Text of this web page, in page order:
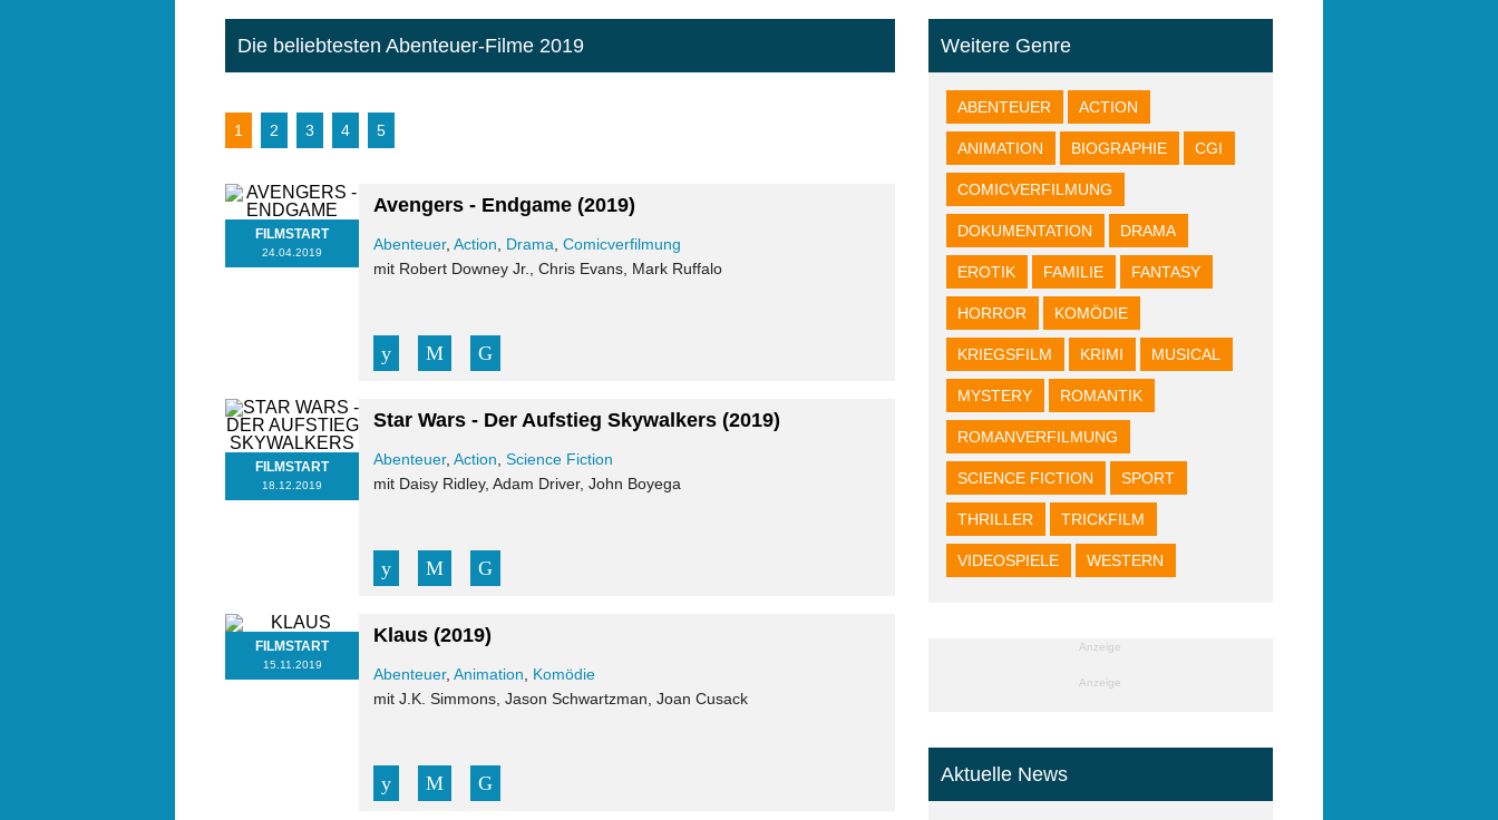
Die beliebtesten Abenteuer-Filme 2019
1 2 3 4 5
FILMSTART
24.04.2019
Avengers - Endgame (2019)
Abenteuer,Action Drama ,Comicverfilmung
mit Robert Downey Jr., Chris Evans, Mark Ruffalo
FILMSTART
18.12.2019
Star Wars - Der Aufstieg Skywalkers (2019)
Abenteuer,Action ,Science Fiction
mit Daisy Ridley, Adam Driver, John Boyega
FILMSTART
15.11.2019
Klaus (2019)
Abenteuer,Animation
Komödie
mit J.K. Simmons, Jason Schwartzman, Joan Cusack
Weitere Genre
ABENTEUER ACTION
ANIMATION BIOGRAPHIE CGI
COMICVERFILMUNG
DOKUMENTATION DRAMA
EROTIK FAMILIE FANTASY
HORROR KOMÖDIE
KRIEGSFILM KRIMI MUSICAL
MYSTERY ROMANTIK
ROMANVERFILMUNG
SCIENCE FICTION SPORT
THRILLER TRICKFILM
VIDEOSPIELE WESTERN
Anzeige
Anzeige
Aktuelle News